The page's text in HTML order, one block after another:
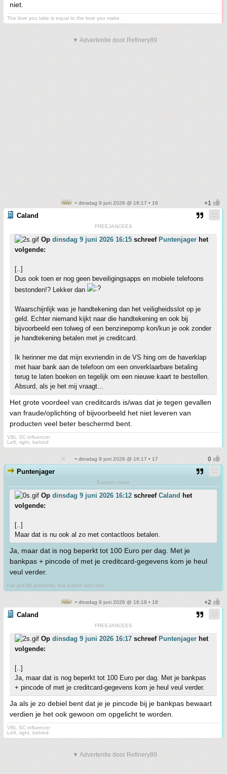
niet.
The love you take is equal to the love you make.
▼ Advertentie door Refinery89
• dinsdag 9 juni 2026 @ 16:17 • 16
Caland
FREEJANCEES
Op dinsdag 9 juni 2026 16:15 schreef Puntenjager het
volgende:
[..]
Dus ook toen er nog geen beveiligingsapps en mobiele telefoons
bestonden!? Lekker dan
Waarschijnlijk was je handtekening dan het veiligheidsslot op je
geld. Echter niemand kijkt naar die handtekening en ook bij
bijvoorbeeld een tolweg of een benzinepomp kon/kun je ook zonder
je handtekening betalen met je creditcard.
Ik herinner me dat mijn exvriendin in de VS hing om de haverklap
met haar bank aan de telefoon om een onverklaarbare betaling
terug te laten boeken en tegelijk om een nieuwe kaart te bestellen.
Absurd, als je het mij vraagt...
Het grote voordeel van creditcards is/was dat je tegen gevallen
van fraude/oplichting of bijvoorbeeld het niet leveren van
producten veel beter beschermd bent.
VBL SC influencer
Left, right, behind
• dinsdag 9 juni 2026 @ 16:17 • 17
Puntenjager
Experto crede
Op dinsdag 9 juni 2026 16:12 schreef Caland het
volgende:
[..]
Maar dat is nu ook al zo met contactloos betalen.
Ja, maar dat is nog beperkt tot 100 Euro per dag. Met je
bankpas + pincode of met je creditcard-gegevens kom je heul
veul verder.
I've got 99 problems, but a bitch ain't one.
• dinsdag 9 juni 2026 @ 16:18 • 18
Caland
FREEJANCEES
Op dinsdag 9 juni 2026 16:17 schreef Puntenjager het
volgende:
[..]
Ja, maar dat is nog beperkt tot 100 Euro per dag. Met je bankpas
+ pincode of met je creditcard-gegevens kom je heul veul verder.
Ja als je zo debiel bent dat je je pincode bij je bankpas bewaart
verdien je het ook gewoon om opgelicht te worden.
VBL SC influencer
Left, right, behind
▼ Advertentie door Refinery89